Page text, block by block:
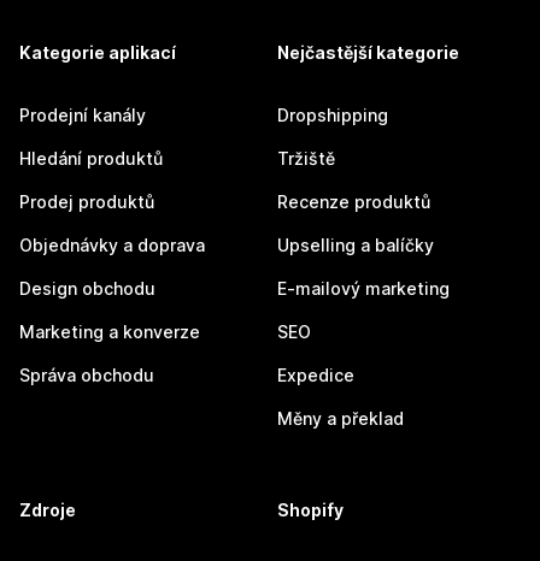
Kategorie aplikací
Prodejní kanály
Hledání produktů
Prodej produktů
Objednávky a doprava
Design obchodu
Marketing a konverze
Správa obchodu
Nejčastější kategorie
Dropshipping
Tržiště
Recenze produktů
Upselling a balíčky
E-mailový marketing
SEO
Expedice
Měny a překlad
Zdroje Shopify